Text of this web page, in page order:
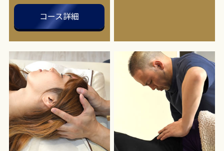
コース詳細